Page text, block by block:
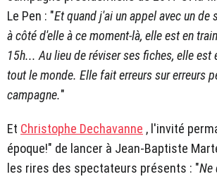
Le Pen : "Et quand j'ai un appel avec un de
à côté d'elle à ce moment-là, elle est en
15h... Au lieu de réviser ses fiches, elle est
tout le monde. Elle fait erreurs sur erreurs
campagne."
Et Christophe Dechavanne , l'invité
époque!" de lancer à Jean-Baptiste
les rires des spectateurs présents : "Ne